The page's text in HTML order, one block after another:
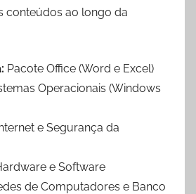
conteúdos ao longo da
Pacote Office (Word e Excel)
Operacionais (Windows
e Segurança da
e Software
de Computadores e Banco